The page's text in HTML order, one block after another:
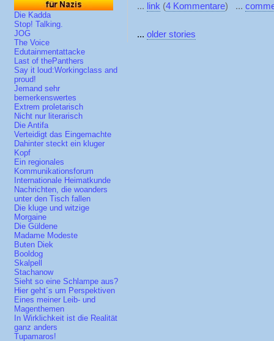
Die Kadda
Stop! Talking.
JOG
The Voice
Edutainmentattacke
Last of thePanthers
Say it loud:Workingclass and
proud!
Jemand sehr
bemerkenswertes
Extrem proletarisch
Nicht nur literarisch
Die Antifa
Verteidigt das Eingemachte
Dahinter steckt ein kluger
Kopf
Ein regionales
Kommunikationsforum
Internationale Heimatkunde
Nachrichten, die woanders
unter den Tisch fallen
Die kluge und witzige
Morgaine
Die Güldene
Madame Modeste
Buten Diek
Booldog
Skalpell
Stachanow
Sieht so eine Schlampe aus?
Hier geht´s um Perspektiven
Eines meiner Leib- und
Magenthemen
In Wirklichkeit ist die Realität
ganz anders
Tupamaros!
... link (4 Kommentare) ...
... older stories